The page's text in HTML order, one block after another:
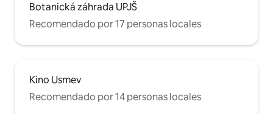
Botanická záhrada UPJŠ
Recomendado por 17 personas locales
Kino Usmev
Recomendado por 14 personas locales